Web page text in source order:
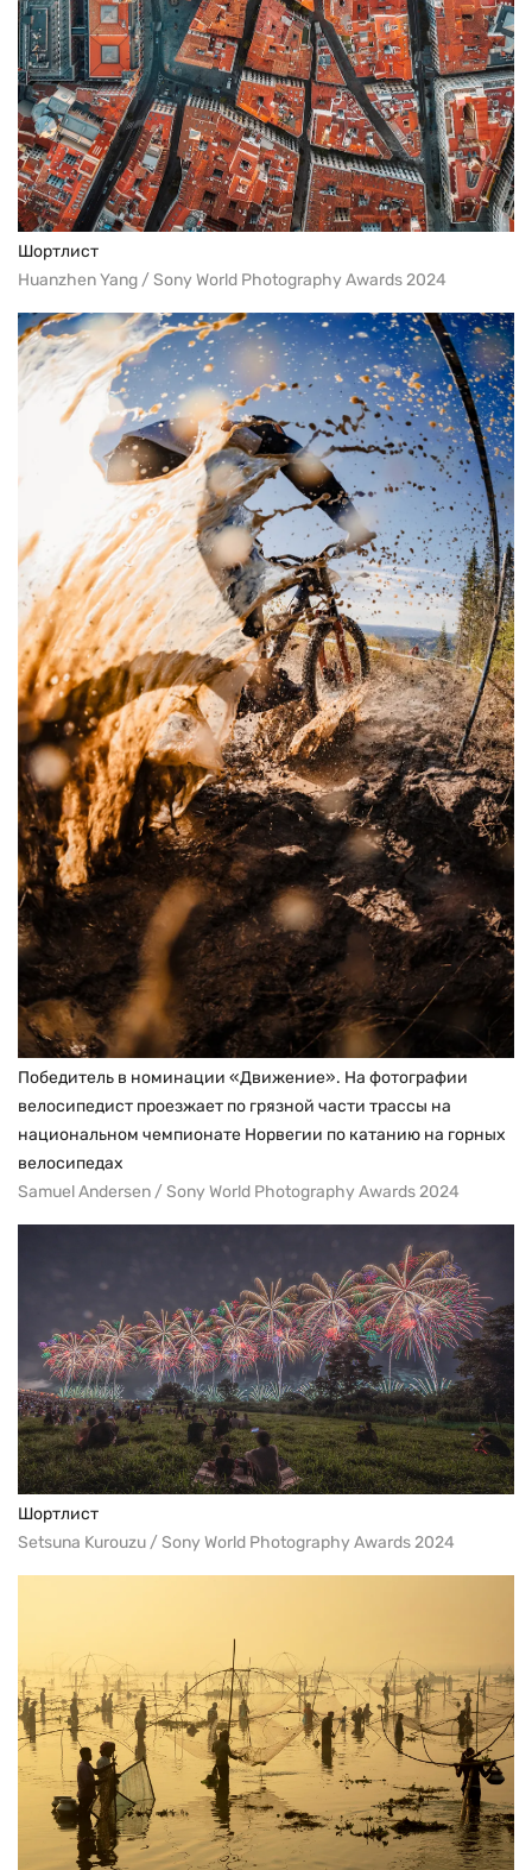
Шортлист
Huanzhen Yang / Sony World Photography Awards 2024
Победитель в номинации «Движение». На фотографии
велосипедист проезжает по грязной части трассы на
национальном чемпионате Норвегии по катанию на горных
велосипедах
Samuel Andersen / Sony World Photography Awards 2024
Шортлист
Setsuna Kurouzu / Sony World Photography Awards 2024